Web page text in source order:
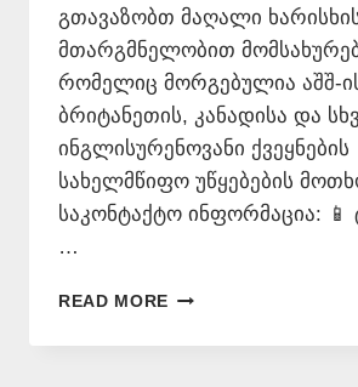
გთავაზობთ მაღალი
მთარგმნელობით
რომელიც მორგებულია აშშ-
ბრიტანეთის, კანადისა და
ინგლისურენოვანი ქვეყნების
სახელმწიფო უწყებების
საკონტაქტო ინფორმაცია:
…
READ MORE ᲘᲜᲒᲚᲘᲡᲣᲠᲐᲓ
+995